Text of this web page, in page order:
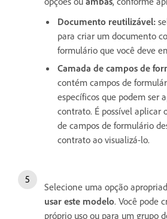
Documento reutilizável:
para criar um documento
formulário que você deve
Camada de campos de
contém campos de
específicos que podem ser
contrato. É possível aplicar
de campos de formulário
contrato ao visualizá-lo.
Selecione uma opção
usar este modelo. Você pode
próprio uso ou para um grupo